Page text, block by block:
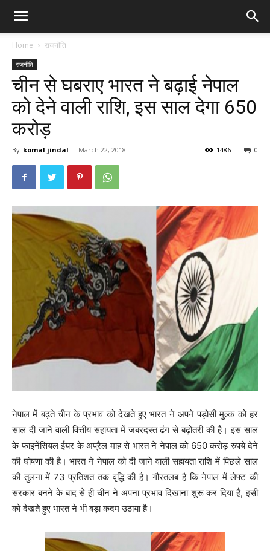
Home राजनीति
राजनीति
चीन से घबराए भारत ने बढ़ाई नेपाल
को देने वाली राशि, इस साल देगा 650
करोड़
By komal jindal - March 22, 2018 0
1486
नेपाल में बढ़ते चीन के प्रभाव को देखते हुए भारत ने अपने पड़ोसी मुल्क को हर
साल दी जाने वाली वित्तीय सहायता में जबरदस्त ढंग से बढ़ोतरी की है। इस साल
के फाइनेंसियल ईयर के अप्रैल माह से भारत ने नेपाल को 650 करोड़ रुपये देने
की घोषणा की है। भारत ने नेपाल को दी जाने वाली सहायता राशि में पिछले साल
की तुलना में 73 प्रतिशत तक वृद्धि की है। गौरतलब है कि नेपाल में लेफ्ट की
सरकार बनने के बाद से ही चीन ने अपना प्रभाव दिखाना शुरू कर दिया है, इसी
को देखते हुए भारत ने भी बड़ा कदम उठाया है।